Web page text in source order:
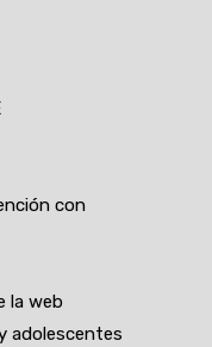
con
la web
adolescentes